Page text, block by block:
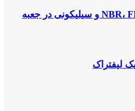
تفاوت اورینگ‌های NBR، FKM و سیلیکونی در جعبه
لیفتراک